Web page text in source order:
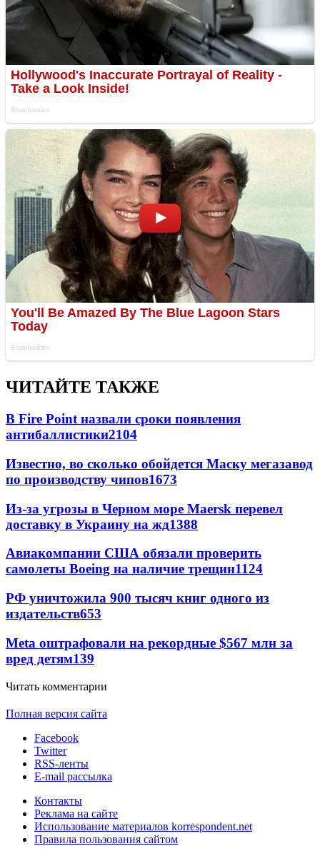
ЧИТАЙТЕ ТАКЖЕ
В Fire Point назвали сроки появления
антибаллистики2104
Известно, во сколько обойдется Маску мегазавод
по производству чипов1673
Из-за угрозы в Черном море Maersk перевел
доставку в Украину на жд1388
Авиакомпании США обязали проверить
самолеты Boeing на наличие трещин1124
РФ уничтожила 900 тысяч книг одного из
издательств653
Meta оштрафовали на рекордные $567 млн за
вред детям139
Читать комментарии
Полная версия сайта
Facebook
Twitter
RSS-ленты
E-mail рассылка
Контакты
Реклама на сайте
Использование материалов korrespondent.net
Правила пользования сайтом